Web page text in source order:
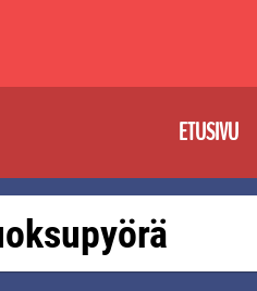
ETUSIVU